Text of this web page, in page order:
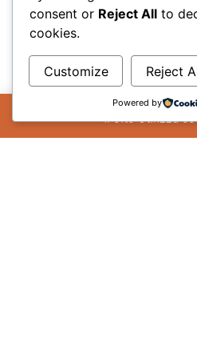
consent or Reject All to
cookies.
Customize Reject
Powered by
Il Sito Utilizza